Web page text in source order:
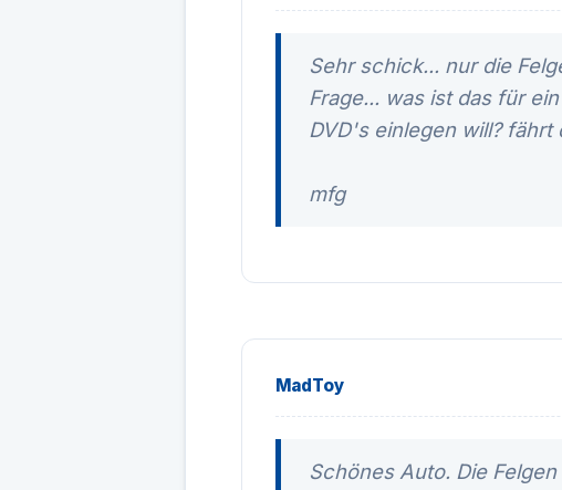
Sehr schick... nur die
Frage... was ist das für
DVD's einlegen will?
mfg
MadToy
Schönes Auto. Die